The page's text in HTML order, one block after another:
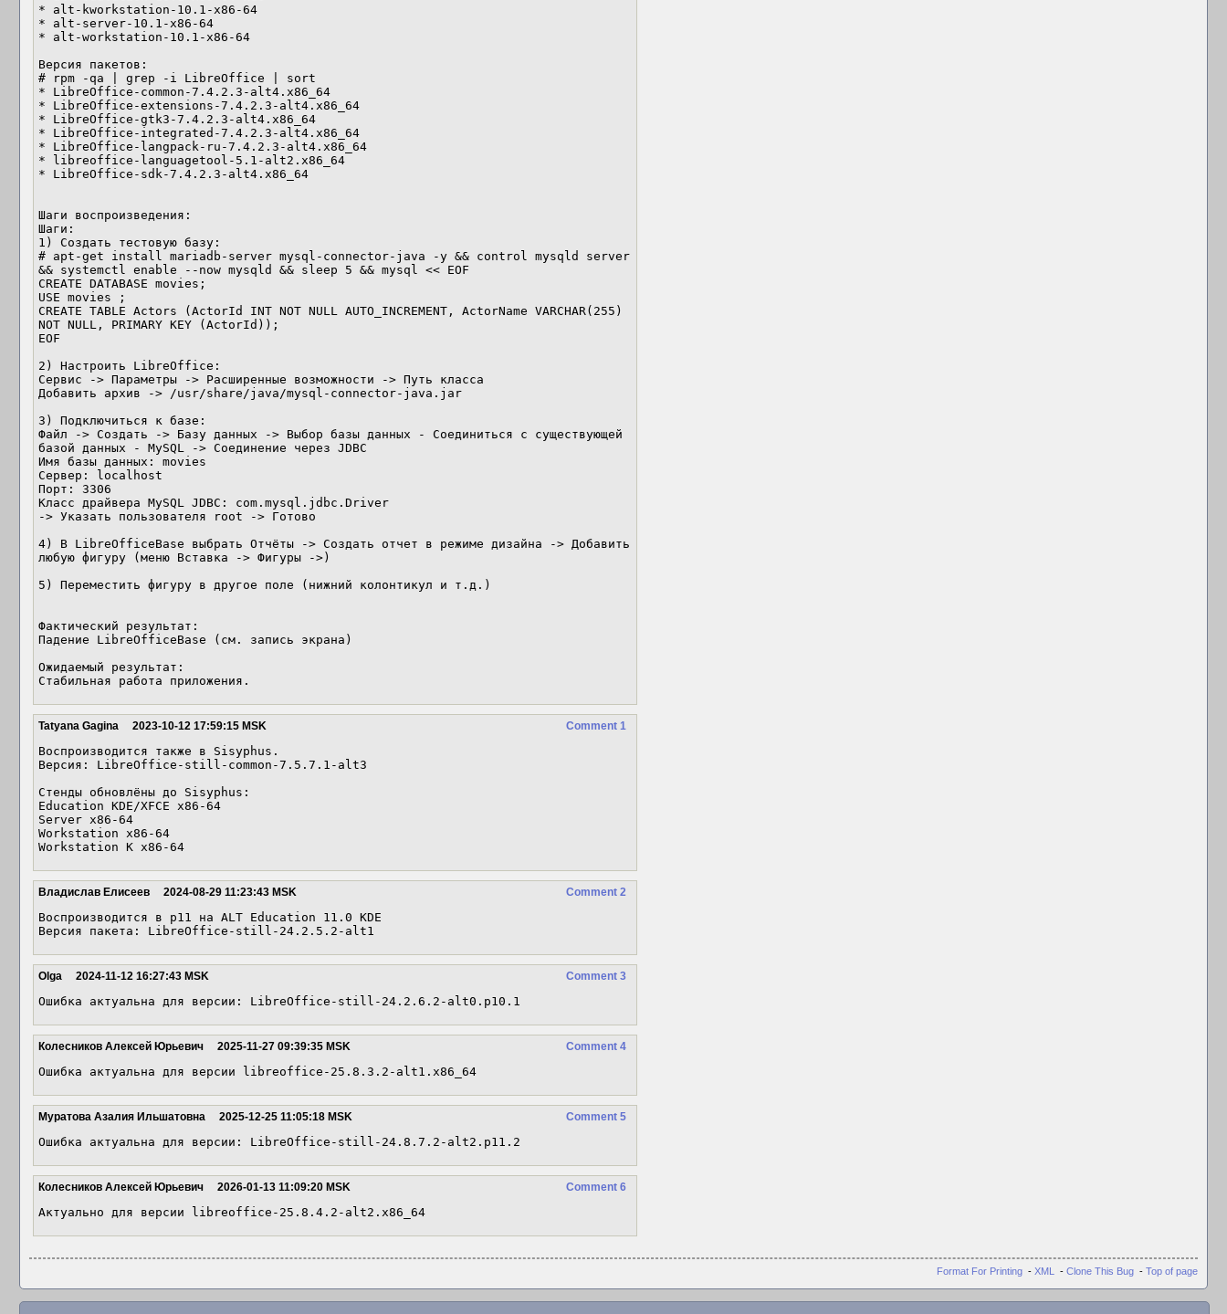
* alt-kworkstation-10.1-x86-64
* alt-server-10.1-x86-64
* alt-workstation-10.1-x86-64
Версия пакетов:
# rpm -qa | grep -i LibreOffice | sort
* LibreOffice-common-7.4.2.3-alt4.x86_64
* LibreOffice-extensions-7.4.2.3-alt4.x86_64
* LibreOffice-gtk3-7.4.2.3-alt4.x86_64
* LibreOffice-integrated-7.4.2.3-alt4.x86_64
* LibreOffice-langpack-ru-7.4.2.3-alt4.x86_64
* libreoffice-languagetool-5.1-alt2.x86_64
* LibreOffice-sdk-7.4.2.3-alt4.x86_64
Шаги воспроизведения:
Шаги:
1) Создать тестовую базу:
# apt-get install mariadb-server mysql-connector-java -y && control mysqld server
&& systemctl enable --now mysqld && sleep 5 && mysql << EOF
CREATE DATABASE movies;
USE movies ;
CREATE TABLE Actors (ActorId INT NOT NULL AUTO_INCREMENT, ActorName VARCHAR(255)
NOT NULL, PRIMARY KEY (ActorId));
EOF
2) Настроить LibreOffice:
Сервис -> Параметры -> Расширенные возможности -> Путь класса
Добавить архив -> /usr/share/java/mysql-connector-java.jar
3) Подключиться к базе:
Файл -> Создать -> Базу данных -> Выбор базы данных - Соединиться с существующей
базой данных - MySQL -> Соединение через JDBC
Имя базы данных: movies
Сервер: localhost
Порт: 3306
Класс драйвера MySQL JDBC: com.mysql.jdbc.Driver
-> Указать пользователя root -> Готово
4) В LibreOfficeBase выбрать Отчёты -> Создать отчет в режиме дизайна -> Добавить
любую фигуру (меню Вставка -> Фигуры ->)
5) Переместить фигуру в другое поле (нижний колонтикул и т.д.)
Фактический результат:
Падение LibreOfficeBase (см. запись экрана)
Ожидаемый результат:
Стабильная работа приложения.
Comment 1
Tatyana Gagina 2023-10-12 17:59:15 MSK
Воспроизводится также в Sisyphus.
Версия: LibreOffice-still-common-7.5.7.1-alt3
Стенды обновлёны до Sisyphus:
Education KDE/XFCE x86-64
Server x86-64
Workstation x86-64
Workstation K x86-64
Comment 2
Владислав Елисеев 2024-08-29 11:23:43 MSK
Воспроизводится в p11 на ALT Education 11.0 KDE
Версия пакета: LibreOffice-still-24.2.5.2-alt1
Comment 3
Olga 2024-11-12 16:27:43 MSK
Ошибка актуальна для версии: LibreOffice-still-24.2.6.2-alt0.p10.1
Comment 4
Колесников Алексей Юрьевич 2025-11-27 09:39:35 MSK
Ошибка актуальна для версии libreoffice-25.8.3.2-alt1.x86_64
Comment 5
Муратова Азалия Ильшатовна 2025-12-25 11:05:18 MSK
Ошибка актуальна для версии: LibreOffice-still-24.8.7.2-alt2.p11.2
Comment 6
Колесников Алексей Юрьевич 2026-01-13 11:09:20 MSK
Актуально для версии libreoffice-25.8.4.2-alt2.x86_64
Format For Printing - XML - Clone This Bug - Top of page